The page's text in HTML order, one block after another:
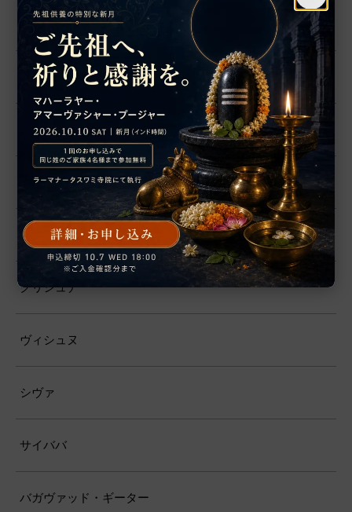
サラスヴァティー
ガーヤトリー
カーリー
ハヌマーン
ラーマ
クリシュナ
ヴィシュヌ
シヴァ
サイババ
バガヴァッド・ギーター